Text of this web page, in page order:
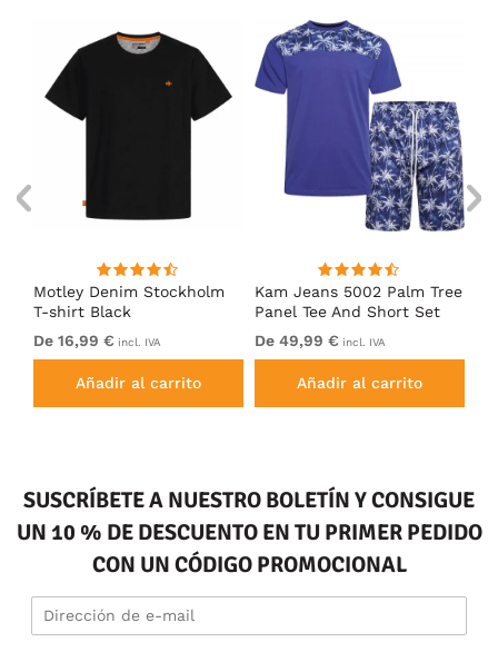
Motley Denim Stockholm
T-shirt Black
De 16,99 € incl. IVA
Añadir al carrito
Kam Jeans 5002 Palm Tree
Panel Tee And Short Set
Electric Blue
De 49,99 € incl. IVA
Añadir al carrito
SUSCRÍBETE A NUESTRO BOLETÍN Y CONSIGUE
UN 10 % DE DESCUENTO EN TU PRIMER PEDIDO
CON UN CÓDIGO PROMOCIONAL